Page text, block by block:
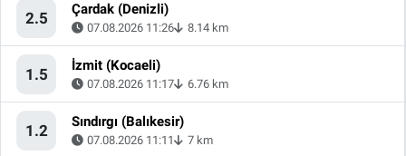
2.5 Çardak (Denizli)
07.08.2026 11:26 8.14 km
1.5 İzmit (Kocaeli)
07.08.2026 11:17 6.76 km
1.2 Sındırgı (Balıkesir)
07.08.2026 11:11 7 km